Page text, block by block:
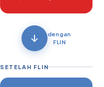
dengan
FLIN
SETELAH FLIN